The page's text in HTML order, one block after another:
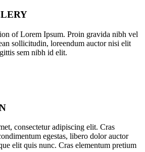
of Lorem Ipsum. Proin gravida nibh vel
sollicitudin, loreendum auctor nisi elit
sem nibh id elit.
consectetur adipiscing elit. Cras
egestas, libero dolor auctor
elit quis nunc. Cras elementum pretium